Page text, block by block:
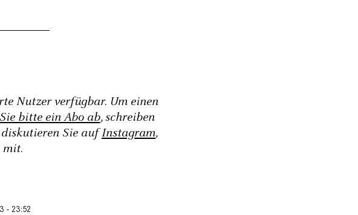
Nutzer verfügbar. Um einen
bitte ein Abo ab, schreiben
Sie aufInstagram,
mit.
- 23:52